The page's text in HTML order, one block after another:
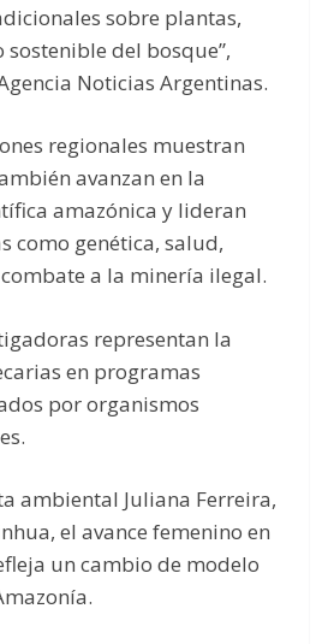
sobre plantas,
del bosque”,
Noticias Argentinas.
regionales muestran
avanzan en la
amazónica y lideran
como genética, salud,
a la minería ilegal.
representan la
en programas
por organismos
ambiental Juliana Ferreira,
el avance femenino en
un cambio de modelo